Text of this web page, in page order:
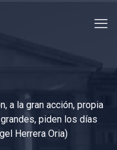
a la gran acción, propia
piden los días
Herrera Oria)